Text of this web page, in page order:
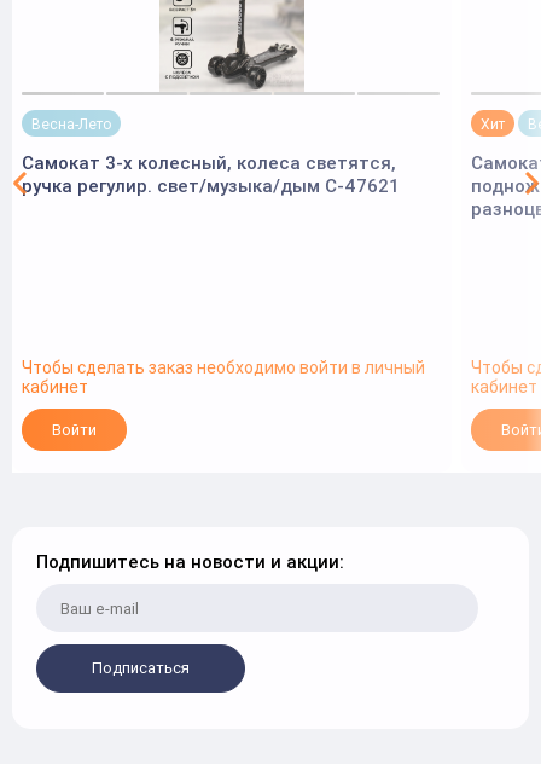
Весна-Лето
Самокат 3-х колесный, колеса светятся,
ручка регулир. свет/музыка/дым C-47621
Чтобы сделать заказ необходимо войти в личный
кабинет
Войти
Хит
Чтобы
кабинет
Подпишитесь на новости и акции:
Подписаться